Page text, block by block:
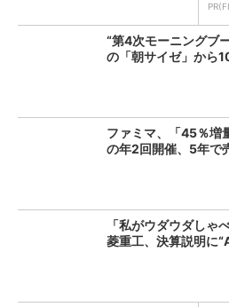
“第4次モーニング
の「朝サイゼ」から
ファミマ、「45％
の年2回開催、5年で
「私がウダウダし
菱重工、決算説明に